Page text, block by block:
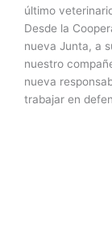
último
Desde la
nueva Junta, a
nuestro
nueva
trabajar en